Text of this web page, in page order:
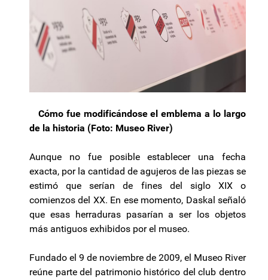
Cómo fue modificándose el emblema a lo largo
de la historia (Foto: Museo River)
Aunque no fue posible establecer una fecha
exacta, por la cantidad de agujeros de las piezas se
estimó que serían de fines del siglo XIX o
comienzos del XX. En ese momento, Daskal señaló
que esas herraduras pasarían a ser los objetos
más antiguos exhibidos por el museo.
Fundado el 9 de noviembre de 2009, el Museo River
reúne parte del patrimonio histórico del club dentro